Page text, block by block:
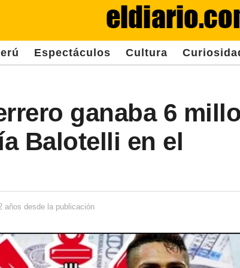
Espectáculos Cultura
ganaba 6
Balotelli en el
años desde la publicación
o
s
d